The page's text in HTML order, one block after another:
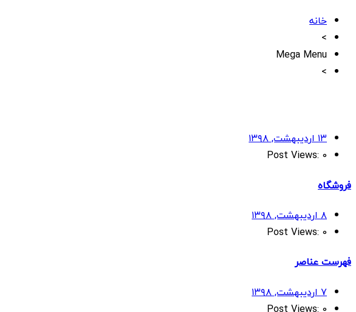
خانه
>
Mega Menu
>
۱۳ اردیبهشت, ۱۳۹۸
Post Views: 0
فروشگاه
۸ اردیبهشت, ۱۳۹۸
Post Views: 0
فهرست عناصر
۷ اردیبهشت, ۱۳۹۸